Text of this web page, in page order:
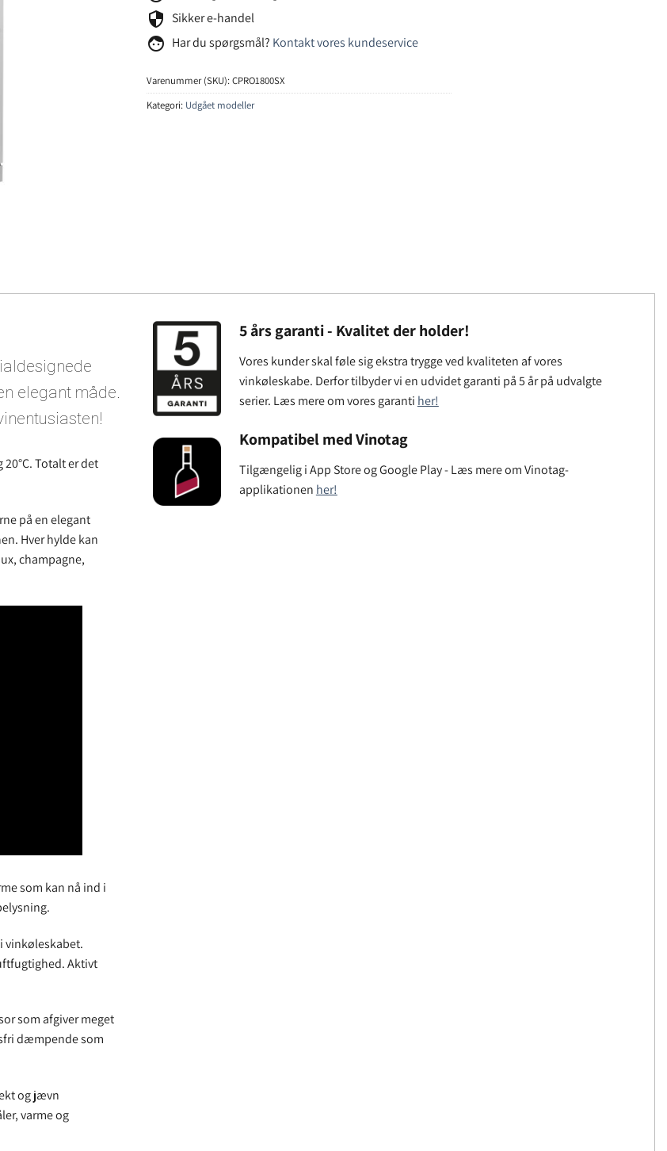
security Sikker e-handel
face Har du spørgsmål? Kontakt vores kundeservice
Varenummer (SKU):CPRO1800SX
Kategori: Udgået modeller
elegant måde.
Totalt er det
på en elegant
Hver hylde kan
champagne,
som kan nå ind i
vinkøleskabet.
Aktivt
som afgiver meget
dæmpende som
og jævn
varme og
5 års garanti - Kvalitet der holder!
Vores kunder skal føle sig ekstra trygge ved kvaliteten af ​​vores
vinkøleskabe. Derfor tilbyder vi en udvidet garanti på 5 år på udvalgte
serier. Læs mere om vores garanti her!
Kompatibel med Vinotag
Tilgængelig i App Store og Google Play - Læs mere om Vinotag-
applikationen her!